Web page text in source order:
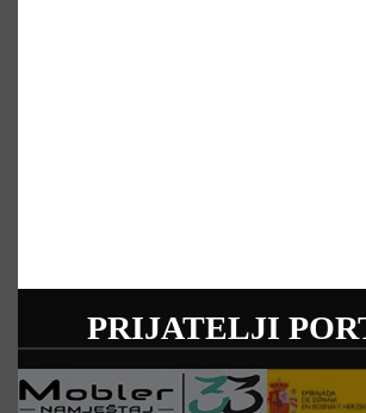
PRIJATELJI